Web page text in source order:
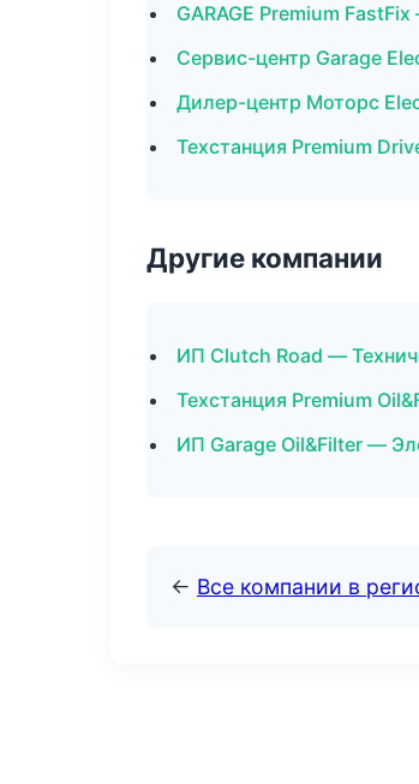
GARAGE Premium
Сервис-центр Garage
Дилер-центр Моторс
Техстанция Premium
Другие компании
ИП Clutch Road —
Техстанция Premium
ИП Garage Oil&Filter —
← Все компании в